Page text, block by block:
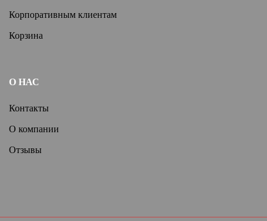
Корпоративным клиентам
Корзина
О НАС
Контакты
О компании
Отзывы